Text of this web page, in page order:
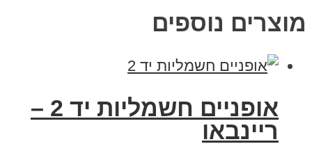
מוצרים נוספים
אופניים חשמליות יד 2 –
ריינבאו